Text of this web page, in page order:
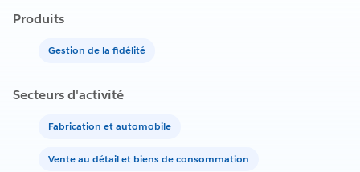
Produits
Gestion de la fidélité
Secteurs d'activité
Fabrication et automobile
Vente au détail et biens de consommation